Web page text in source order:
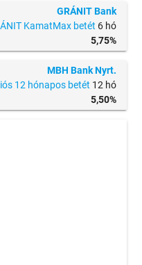
GRÁNIT Bank
KamatMax betét 6 hó
5,75%
MBH Bank Nyrt.
12 hónapos betét 12 hó
5,50%